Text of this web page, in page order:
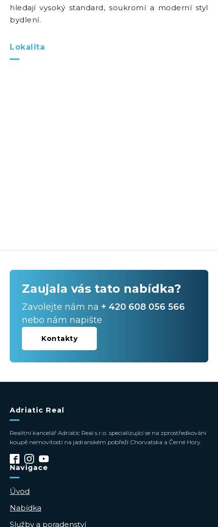
hledají vysoký standard, soukromí a moderní styl
bydlení.
Lokalita
Zaujala vás tato nabídka?
Zavolejte nám na + 420 608 056 566
nebo nám napište
Kontakty
Adriatic Real
Realitní kancelář Adriatic Real s.r.o. specializující se na zprostředkování
koupě nemovitosti na jadranském pobřeží Chorvatska a Černé Hory.
Navigace
Úvod
Nabídka
Služby a poradenství